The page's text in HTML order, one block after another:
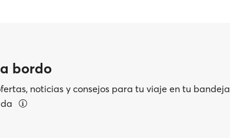
bordo
noticias y consejos para tu viaje en tu bandeja